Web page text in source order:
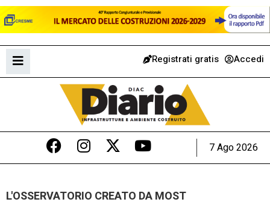
Registrati gratis Accedi
7 Ago 2026
L'OSSERVATORIO CREATO DA MOST